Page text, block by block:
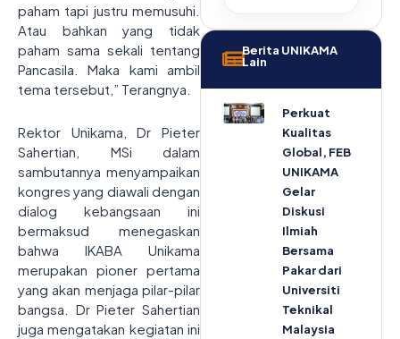
paham tapi justru memusuhi.
Atau bahkan yang tidak
paham sama sekali tentang
Pancasila. Maka kami ambil
tema tersebut,” Terangnya.
Rektor Unikama, Dr Pieter
Sahertian, MSi dalam
sambutannya menyampaikan
kongres yang diawali dengan
dialog kebangsaan ini
bermaksud menegaskan
bahwa IKABA Unikama
merupakan pioner pertama
yang akan menjaga pilar-pilar
bangsa. Dr Pieter Sahertian
juga mengatakan kegiatan ini
Berita UNIKAMA
Lain
Perkuat
Kualitas
Global, FEB
UNIKAMA
Gelar
Diskusi
Ilmiah
Bersama
Pakar dari
Universiti
Teknikal
Malaysia